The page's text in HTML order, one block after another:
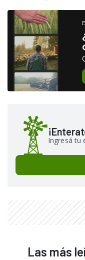
Ingresá tu
Las más